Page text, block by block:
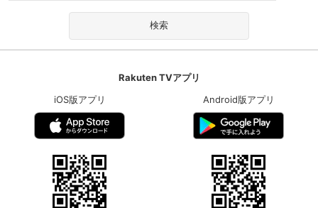
Rakuten TVアプリ
iOS版アプリ
Android版アプリ